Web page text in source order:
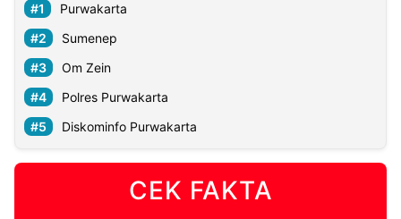
Purwakarta
Sumenep
Om Zein
Polres Purwakarta
Diskominfo Purwakarta
CEK FAKTA